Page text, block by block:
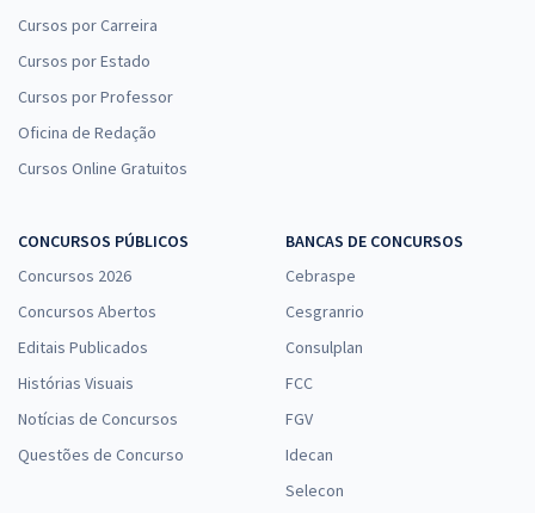
Cursos por Carreira
Cursos por Estado
Cursos por Professor
Oficina de Redação
Cursos Online Gratuitos
CONCURSOS PÚBLICOS
Concursos 2026
Concursos Abertos
Editais Publicados
Histórias Visuais
Notícias de Concursos
Questões de Concurso
BANCAS DE CONCURSOS
Cebraspe
Cesgranrio
Consulplan
FCC
FGV
Idecan
Selecon